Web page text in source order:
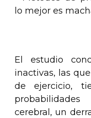
El estudio
inactivas, las
de ejercicio,
cerebral, un